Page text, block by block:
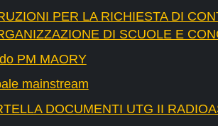
PER LA RICHIESTA DI
DI SCUOLE E
PM MAORY
mainstream
DOCUMENTI UTG II